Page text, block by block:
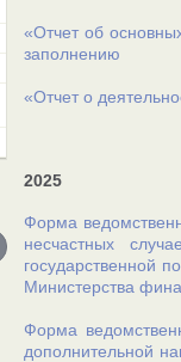
«Отчет об
заполнению
«Отчет о
2025
Форма
несчастных
государственной
Министерства
Форма
дополнительной